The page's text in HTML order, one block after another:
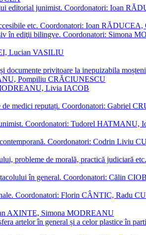
editorial junimist. Coordonatori: Ioan
etc. Coordonatori: Ioan
în ediţii bilingve. Coordonatori: Simona
Lucian VASILIU
documente privitoare la inepuizabila
Pompiliu CRĂCIUNESCU
Livia IACOB
de medici reputați. Coordonatori: Gabriel
Coordonatori: Tudorel HATMANU,
Coordonatori: Codrin Liviu
probleme de morală, practică judiciară
în general. Coordonatori: Călin
Coordonatori: Florin CÂNTIC, Radu
AXINTE, Simona MODREANU
artelor în general și a celor plastice în